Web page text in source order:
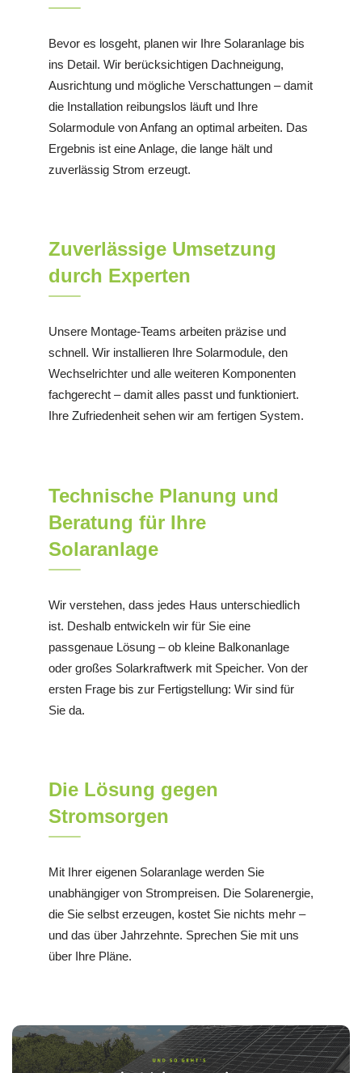
Bevor es losgeht, planen wir Ihre Solaranlage bis
ins Detail. Wir berücksichtigen Dachneigung,
Ausrichtung und mögliche Verschattungen – damit
die Installation reibungslos läuft und Ihre
Solarmodule von Anfang an optimal arbeiten. Das
Ergebnis ist eine Anlage, die lange hält und
zuverlässig Strom erzeugt.
Zuverlässige Umsetzung
durch Experten
Unsere Montage-Teams arbeiten präzise und
schnell. Wir installieren Ihre Solarmodule, den
Wechselrichter und alle weiteren Komponenten
fachgerecht – damit alles passt und funktioniert.
Ihre Zufriedenheit sehen wir am fertigen System.
Technische Planung und
Beratung für Ihre
Solaranlage
Wir verstehen, dass jedes Haus unterschiedlich
ist. Deshalb entwickeln wir für Sie eine
passgenaue Lösung – ob kleine Balkonanlage
oder großes Solarkraftwerk mit Speicher. Von der
ersten Frage bis zur Fertigstellung: Wir sind für
Sie da.
Die Lösung gegen
Stromsorgen
Mit Ihrer eigenen Solaranlage werden Sie
unabhängiger von Strompreisen. Die Solarenergie,
die Sie selbst erzeugen, kostet Sie nichts mehr –
und das über Jahrzehnte. Sprechen Sie mit uns
über Ihre Pläne.